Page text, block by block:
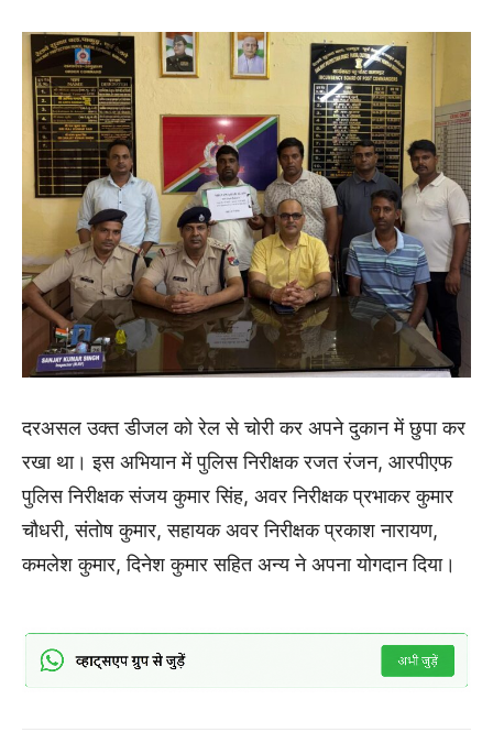
दरअसल उक्त डीजल को रेल से चोरी कर अपने दुकान में छुपा कर
रखा था। इस अभियान में पुलिस निरीक्षक रजत रंजन, आरपीएफ
पुलिस निरीक्षक संजय कुमार सिंह, अवर निरीक्षक प्रभाकर कुमार
चौधरी, संतोष कुमार, सहायक अवर निरीक्षक प्रकाश नारायण,
कमलेश कुमार, दिनेश कुमार सहित अन्य ने अपना योगदान दिया।